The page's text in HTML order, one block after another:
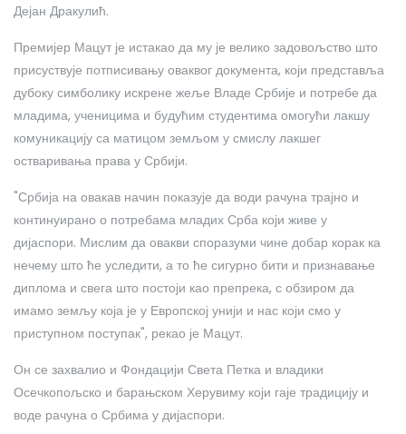
Дејан Дракулић.
Премијер Мацут је истакао да му је велико задовољство што
присуствује потписивању оваквог документа, који представља
дубоку симболику искрене жеље Владе Србије и потребе да
младима, ученицима и будућим студентима омогући лакшу
комуникацију са матицом земљом у смислу лакшег
остваривања права у Србији.
"Србија на овакав начин показује да води рачуна трајно и
континуирано о потребама младих Срба који живе у
дијаспори. Мислим да овакви споразуми чине добар корак ка
нечему што ће уследити, а то ће сигурно бити и признавање
диплома и свега што постоји као препрека, с обзиром да
имамо земљу која је у Европској унији и нас који смо у
приступном поступак", рекао је Мацут.
Он се захвалио и Фондацији Света Петка и владики
Осечкопољско и барањском Херувиму који гаје традицију и
воде рачуна о Србима у дијаспори.